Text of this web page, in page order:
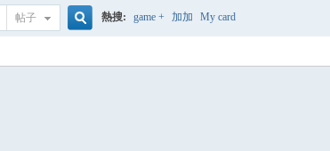
帖子 熱搜: game + 加加 My card